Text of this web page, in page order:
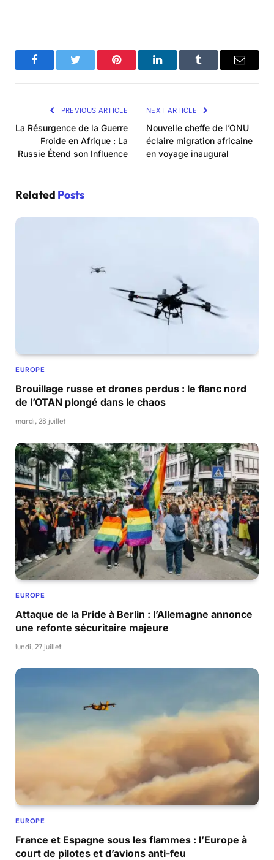
FacebookTwitter Pinterest LinkedInTumblr Email
PREVIOUS ARTICLE
La Résurgence de la Guerre
Froide en Afrique : La
Russie Étend son Influence
NEXT ARTICLE
Nouvelle cheffe de l’ONU
éclaire migration africaine
en voyage inaugural
Related Posts
EUROPE
Brouillage russe et drones perdus : le flanc nord
de l’OTAN plongé dans le chaos
mardi, 28 juillet
EUROPE
Attaque de la Pride à Berlin : l’Allemagne annonce
une refonte sécuritaire majeure
lundi, 27 juillet
EUROPE
France et Espagne sous les flammes : l’Europe à
court de pilotes et d’avions anti-feu